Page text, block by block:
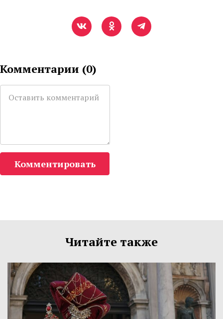
Комментарии (0)
Комментировать
Читайте также